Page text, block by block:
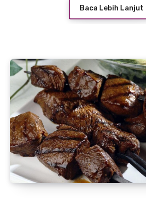
Baca Lebih Lanjut